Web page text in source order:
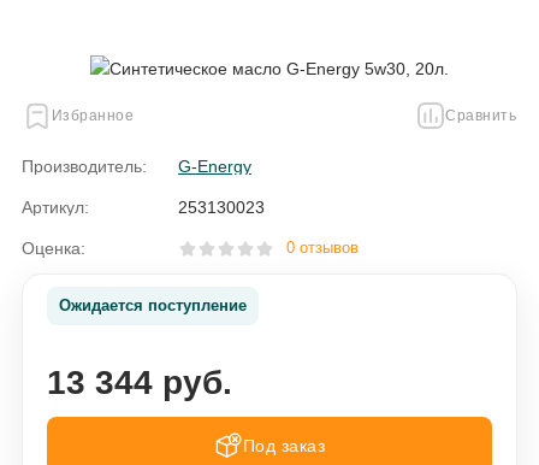
Избранное Сравнить
Производитель: G-Energy
Артикул: 253130023
Оценка: 0 отзывов
Ожидается поступление
13 344 руб.
Под заказ